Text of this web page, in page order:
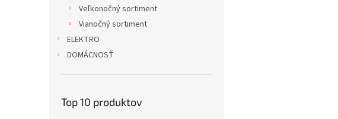
Veľkonočný sortiment
Vianočný sortiment
ELEKTRO
DOMÁCNOSŤ
Top 10 produktov